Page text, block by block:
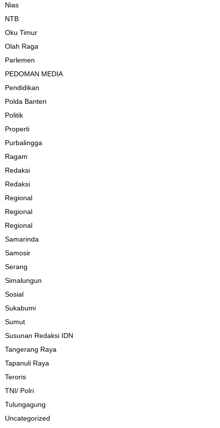
Nias
NTB
Oku Timur
Olah Raga
Parlemen
PEDOMAN MEDIA
Pendidikan
Polda Banten
Politik
Properti
Purbalingga
Ragam
Redaksi
Redaksi
Regional
Regional
Regional
Samarinda
Samosir
Serang
Simalungun
Sosial
Sukabumi
Sumut
Susunan Redaksi IDN
Tangerang Raya
Tapanuli Raya
Teroris
TNI/ Polri
Tulungagung
Uncategorized